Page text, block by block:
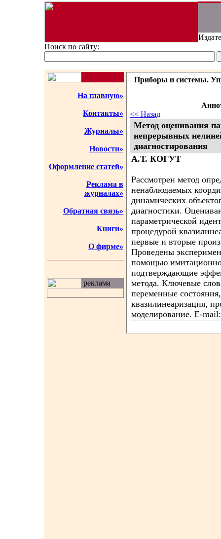
Поиск по сайту:
На главную»
Контакты»
Журналы»
Новости»
Оформление статей»
Реклама в
журналах»
Обратная связь»
Книги»
О фирме»
реклама
Приборы и системы.
<< Назад
Метод оценивания
непрерывных
диагностирования
А.Т. КОГУТ
Рассмотрен метод
ненаблюдаемых
динамических
диагностики.
параметрической
процедурой
первые и вторые
Проведены
помощью
подтверждающие
метода. Ключевые
переменные
квазилинеаризация,
моделирование. E-